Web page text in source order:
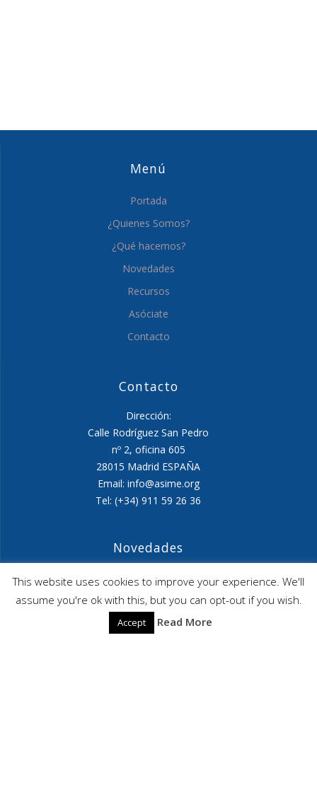
Menú
Portada
¿Quienes Somos?
¿Qué hacemos?
Novedades
Recursos
Asóciate
Contacto
Contacto
Dirección:
Calle Rodríguez San Pedro
nº 2, oficina 605
28015 Madrid ESPAÑA
Email: info@asime.org
Tel: (+34) 911 59 26 36
Novedades
Agenda ASIME-Ultimo trimestre 2026
ASIME celebrará en diciembre una nueva edición de
sus jornadas
This website uses cookies to improve your experience. We'll
assume you're ok with this, but you can opt-out if you wish.
Accept Read More